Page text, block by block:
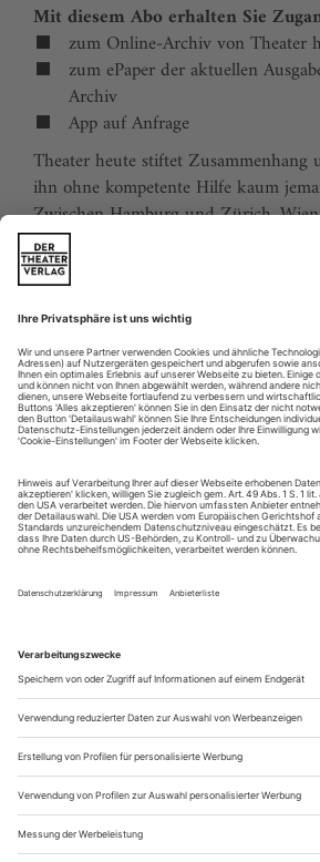
Mit diesem Abo erhalten Sie
zum Online-Archiv von Theater
zum ePaper der aktuellen
Archiv
App auf Anfrage
Theater heute stiftet
ihn ohne kompetente Hilfe kaum
Zwischen Hamburg und Zürich,
Jena und Aachen gibt es wie nirgends
dichte, vielfältige und produktive
Theater heute sind Sie jederzeit über
Ereignisse informiert. Theater heute
Jahr mit einem Doppelheft im Juli
August.
Sie erhalten Zugang zum Online-
heute und können sowohl das
das ePaper-Archiv über Ihren Account
theaterverlag.de einsehen. Zugang
Das Abonnement hat eine Laufzeit
verlängert sich jeweils um einen
es nicht vom Kunden auf der Seite
Bestellungen“ auf www.der-
in Kraft.
Aus steuerlichen Gründen abweichende
außerhalb Deutschlands (Endpreis vor
ersichtlich)